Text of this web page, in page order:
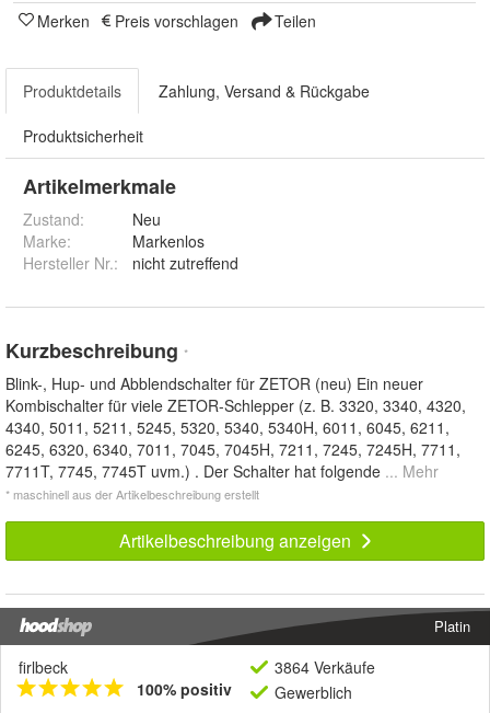
Merken Preis vorschlagen Teilen
Produktdetails Zahlung, Versand & Rückgabe
Produktsicherheit
Artikelmerkmale
Zustand:
Neu
Marke:
Markenlos
Hersteller Nr.:
nicht zutreffend
Kurzbeschreibung *
Blink-, Hup- und Abblendschalter für ZETOR (neu) Ein neuer
Kombischalter für viele ZETOR-Schlepper (z. B. 3320, 3340, 4320,
4340, 5011, 5211, 5245, 5320, 5340, 5340H, 6011, 6045, 6211,
6245, 6320, 6340, 7011, 7045, 7045H, 7211, 7245, 7245H, 7711,
7711T, 7745, 7745T uvm.) . Der Schalter hat folgende ... Mehr
* maschinell aus der Artikelbeschreibung erstellt
Artikelbeschreibung anzeigen
Platin
firlbeck
100% positiv
3864 Verkäufe
Gewerblich